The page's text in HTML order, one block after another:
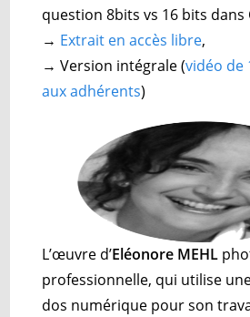
question 8bits vs 16 bits dans
→ Extrait en accès libre,
→ Version intégrale (vidéo de
aux adhérents)
L’œuvre d’Eléonore MEHL
professionnelle, qui utilise
dos numérique pour son